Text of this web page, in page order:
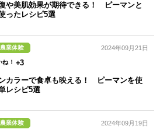
や美肌効果が期待できる！ ピーマンと
ったレシピ5選
業体験
+3
2024年09月21日
カラーで食卓も映える！ ピーマンを使
レシピ5選
業体験 2024年09月19日